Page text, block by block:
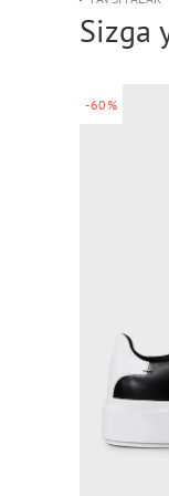
Sizga
-60%